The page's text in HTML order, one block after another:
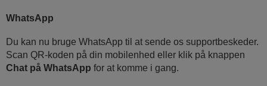
WhatsApp
Du kan nu bruge WhatsApp til at sende os supportbeskeder.
Scan QR-koden på din mobilenhed eller klik på knappen
Chat på WhatsApp for at komme i gang.